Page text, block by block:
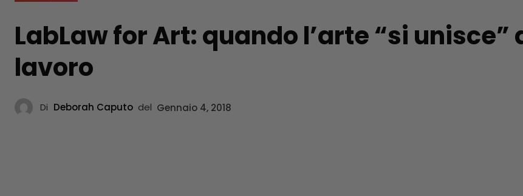
LabLaw for Art: quando l’arte “si unisce”
lavoro
Di Deborah Caputo del Gennaio 4, 2018